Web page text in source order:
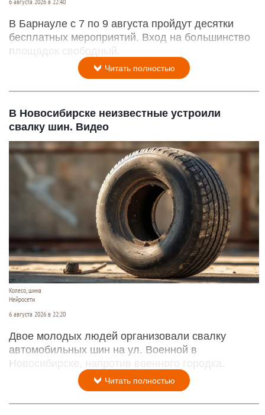
6 августа 2026 в 22:40
В Барнауле с 7 по 9 августа пройдут десятки
бесплатных мероприятий. Вход на большинство
площадок свободный.
Читать полностью
В Новосибирске неизвестные устроили
свалку шин. Видео
Колесо, шина
Нейросети
6 августа 2026 в 22:20
Двое молодых людей организовали свалку
автомобильных шин на ул. Военной в
Новосибирске, напротив военного городка.
Читать полностью